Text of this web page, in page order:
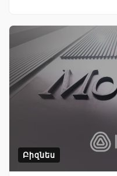
Բիզնես